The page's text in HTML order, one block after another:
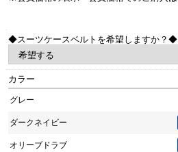
◆スーツケースベルトを希望しますか？◆
カラー
グレー
ダークネイビー
オリーブドラブ